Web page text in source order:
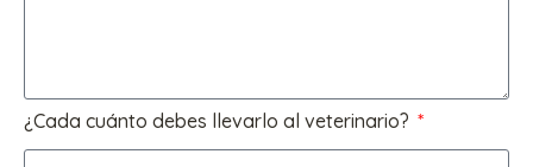
¿Cada cuánto debes llevarlo al veterinario?